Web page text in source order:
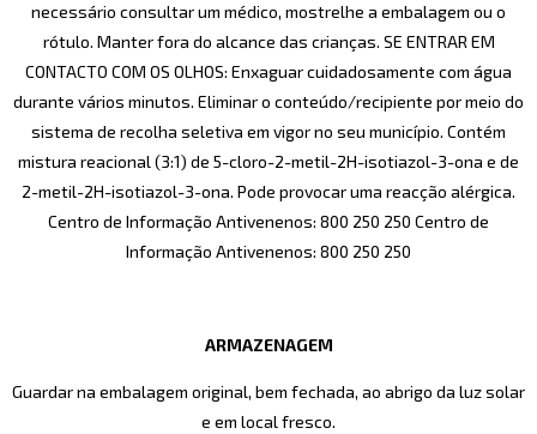
necessário consultar um médico, mostrelhe a embalagem ou o
rótulo. Manter fora do alcance das crianças. SE ENTRAR EM
CONTACTO COM OS OLHOS: Enxaguar cuidadosamente com água
durante vários minutos. Eliminar o conteúdo/recipiente por meio do
sistema de recolha seletiva em vigor no seu município. Contém
mistura reacional (3:1) de 5-cloro-2-metil-2H-isotiazol-3-ona e de
2-metil-2H-isotiazol-3-ona. Pode provocar uma reacção alérgica.
Centro de Informação Antivenenos: 800 250 250 Centro de
Informação Antivenenos: 800 250 250
ARMAZENAGEM
Guardar na embalagem original, bem fechada, ao abrigo da luz solar
e em local fresco.